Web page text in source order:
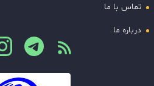
تماس با ما
درباره ما